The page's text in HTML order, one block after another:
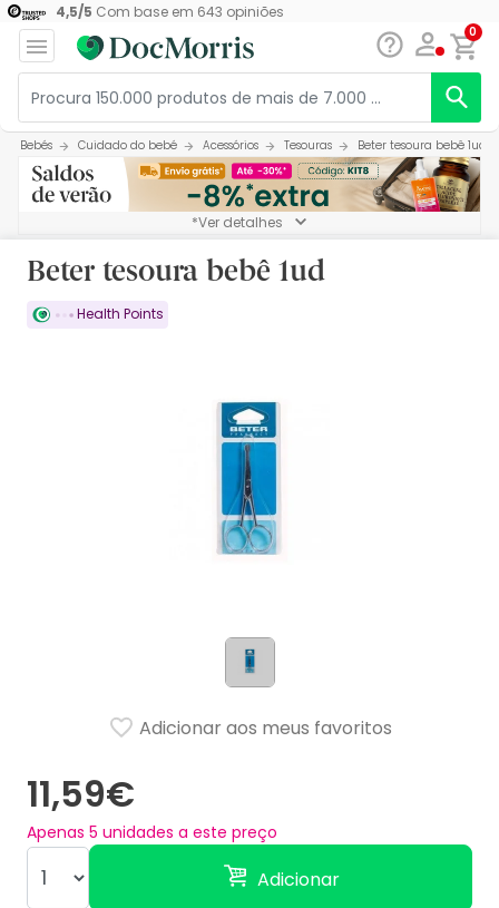
4,5/5 Com base em 643 opiniões
0
Bebés Cuidado do bebé Acessórios Tesouras Beter tesoura bebê 1ud
*Ver detalhes
Beter tesoura bebê 1ud
Health Points
11,59€
Apenas 5 unidades a este preço
Adicionar
Adicionar aos meus favoritos